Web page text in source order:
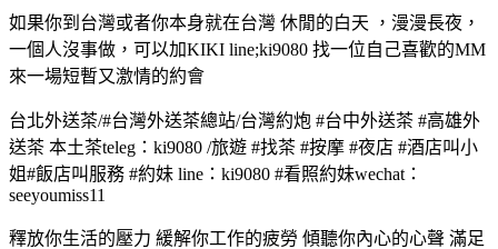
如果你到台灣或者你本身就在台灣 休閒的白天 ，漫漫長夜，
一個人沒事做，可以加KIKI line;ki9080 找一位自己喜歡的MM
來一場短暫又激情的約會
台北外送茶/#台灣外送茶總站/台灣約炮 #台中外送茶 #高雄外
送茶 本土茶teleg：ki9080 /旅遊 #找茶 #按摩 #夜店 #酒店叫小
姐#飯店叫服務 #約妹 line：ki9080 #看照約妹wechat：
seeyoumiss11
釋放你生活的壓力 緩解你工作的疲勞 傾聽你內心的心聲 滿足